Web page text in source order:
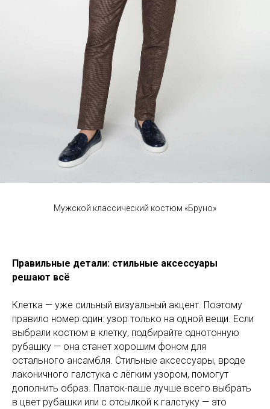
Мужской классический костюм «Бруно»
Правильные детали: стильные аксессуары
решают всё
Клетка — уже сильный визуальный акцент. Поэтому
правило номер один: узор только на одной вещи. Если
выбрали костюм в клетку, подбирайте однотонную
рубашку — она станет хорошим фоном для
остального ансамбля. Стильные аксессуары, вроде
лаконичного галстука с лёгким узором, помогут
дополнить образ. Платок-паше лучше всего выбрать
в цвет рубашки или с отсылкой к галстуку — это